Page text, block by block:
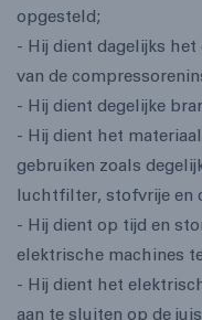
opgesteld;
- Hij dient dagelijks
van de
- Hij dient degelijke
- Hij dient het
gebruiken zoals
luchtfilter, stofvrije en
- Hij dient op tijd en
elektrische machines
- Hij dient het
aan te sluiten op de